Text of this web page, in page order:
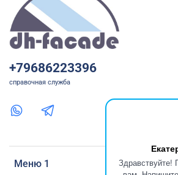
Здравствуйте!
Меню 1
+79686223396
справочная служба